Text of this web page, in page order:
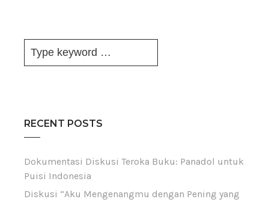
RECENT POSTS
Dokumentasi Diskusi Teroka Buku: Panadol untuk
Puisi Indonesia
Diskusi “Aku Mengenangmu dengan Pening yang